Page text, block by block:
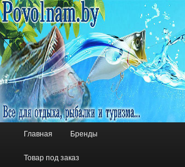
POVOLNAM.BY
Все для отдыха, рыбалки и туризма
Перейти к основному содержимому
Перейти к дополнительному содержимому
Главная Бренды
Товар под заказ